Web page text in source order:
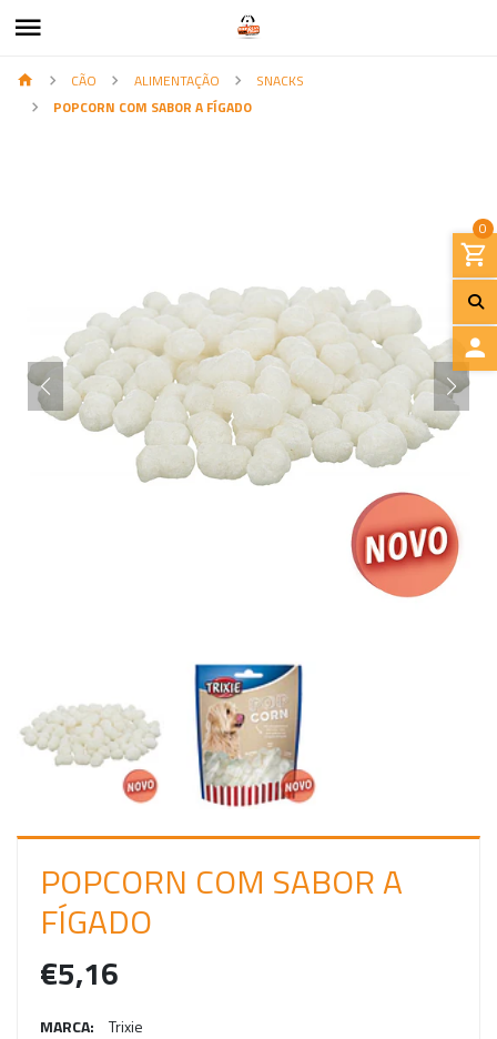
0
I
N
I
A
O
CÃO ALIMENTAÇÃO
SNACKS
POPCORN COM SABOR A FÍGADO
POPCORN COM SABOR A
FÍGADO
€5,16
MARCA: Trixie